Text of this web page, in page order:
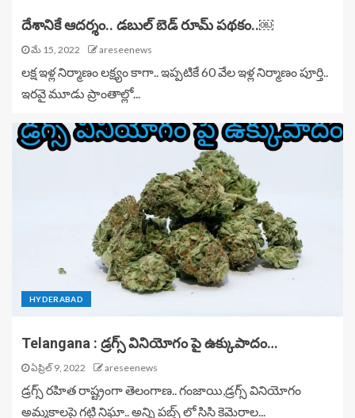
దేశానికే ఆదర్శం.. డబుల్ బెడ్ రూమ్ పథకం..￼
మే 15, 2022 areseenews
లక్ష ఇళ్ల నిర్మాణం లక్ష్యం కాగా.. ఇప్పటికే 60 వేల ఇళ్ల నిర్మాణం పూర్తి..
ఇరవై మూడు ప్రాంతాల్లో...
HYDERABAD
Telangana : డ్రగ్స్ వినియోగం పై ఉక్కుపాదం…
ఏప్రిల్ 9, 2022 areseenews
డ్రగ్స్ రహిత రాష్ట్రంగా తెలంగాణ.. గంజాయి,డ్రగ్స్ వినియోగం
అమ్మకాలపై గట్టి నిఘా.. అన్ని పబ్స్ లో సిసి కెమెరాల...